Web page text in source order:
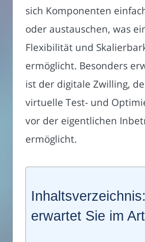
sich Komponenten
oder austauschen, was
Flexibilität und
ermöglicht. Besonders
ist der digitale Zwilling,
virtuelle Test- und
vor der eigentlichen
ermöglicht.
erwartet Sie im